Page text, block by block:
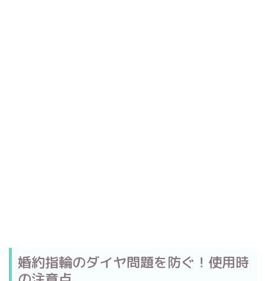
婚約指輪のダイヤ問題を防ぐ！使用時